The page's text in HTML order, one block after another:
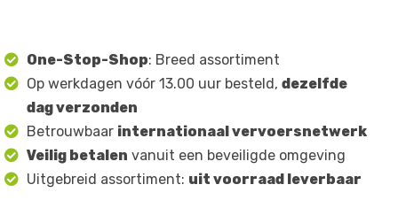
One-Stop-Shop: Breed assortiment
Op werkdagen vóór 13.00 uur besteld, dezelfde
dag verzonden
Betrouwbaar internationaal vervoersnetwerk
Veilig betalen vanuit een beveiligde omgeving
Uitgebreid assortiment: uit voorraad leverbaar